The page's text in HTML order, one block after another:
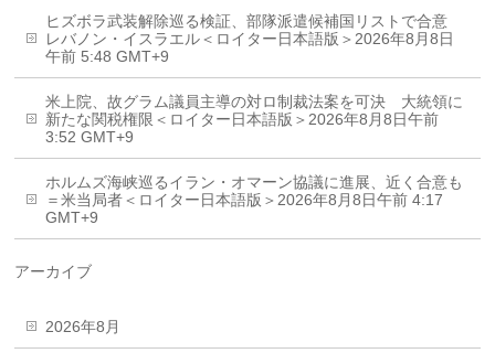
ヒズボラ武装解除巡る検証、部隊派遣候補国リストで合意
レバノン・イスラエル＜ロイター日本語版＞2026年8月8日
午前 5:48 GMT+9
米上院、故グラム議員主導の対ロ制裁法案を可決 大統領に
新たな関税権限＜ロイター日本語版＞2026年8月8日午前
3:52 GMT+9
ホルムズ海峡巡るイラン・オマーン協議に進展、近く合意も
＝米当局者＜ロイター日本語版＞2026年8月8日午前 4:17
GMT+9
アーカイブ
2026年8月